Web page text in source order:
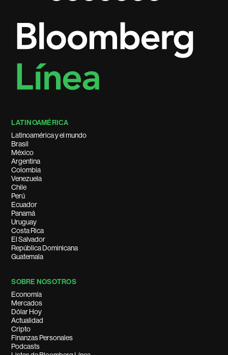
LATINOAMÉRICA
Latinoamérica y el mundo
Brasil
México
Argentina
Colombia
Venezuela
Chile
Perú
Ecuador
Panamá
Uruguay
Costa Rica
El Salvador
República Dominicana
Guatemala
SOBRE NOSOTROS
Economía
Mercados
Dólar Hoy
Actualidad
Cripto
Finanzas Personales
Podcasts